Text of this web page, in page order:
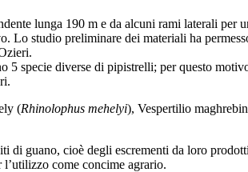
lunga 190 m e da alcuni rami laterali per
studio preliminare dei materiali ha
specie diverse di pipistrelli; per questo
(Rhinolophus mehelyi), Vespertilio
guano, cioè degli escrementi da loro
l’utilizzo come concime agrario.